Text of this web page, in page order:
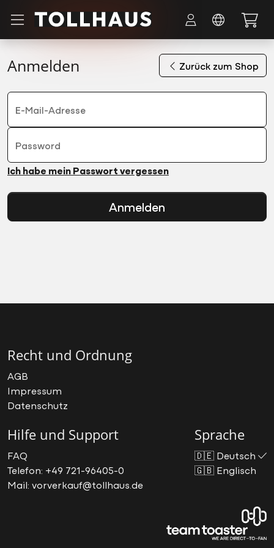
Zum Hauptinhalt springen
Anmelden Zurück zum Shop
E-Mail-Adresse
Password
Ich habe mein Passwort vergessen
Anmelden
Recht und Ordnung
AGB
Impressum
Datenschutz
Hilfe und Support
FAQ
Telefon: +49 721-96405-0
Mail: vorverkauf@tollhaus.de
Sprache
🇩🇪 Deutsch
🇬🇧 Englisch